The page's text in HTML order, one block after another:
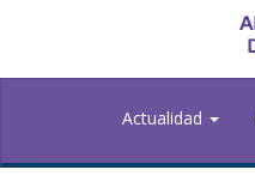
Actualidad